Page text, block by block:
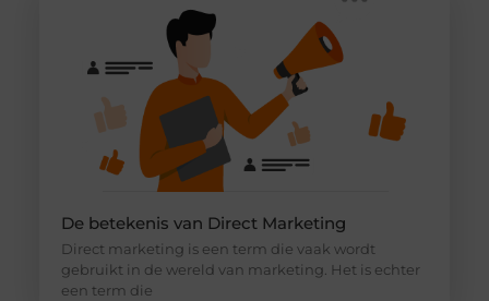
De betekenis van Direct Marketing
Direct marketing is een term die vaak wordt
gebruikt in de wereld van marketing. Het is echter
een term die